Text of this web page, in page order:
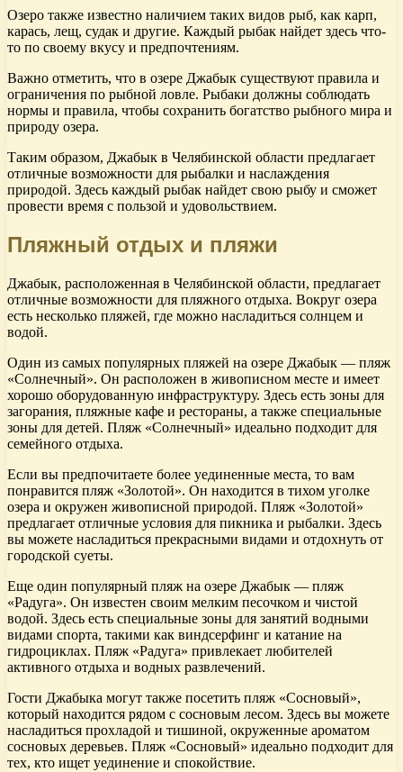
Озеро также известно наличием таких видов рыб, как карп,
карась, лещ, судак и другие. Каждый рыбак найдет здесь что-
то по своему вкусу и предпочтениям.
Важно отметить, что в озере Джабык существуют правила и
ограничения по рыбной ловле. Рыбаки должны соблюдать
нормы и правила, чтобы сохранить богатство рыбного мира и
природу озера.
Таким образом, Джабык в Челябинской области предлагает
отличные возможности для рыбалки и наслаждения
природой. Здесь каждый рыбак найдет свою рыбу и сможет
провести время с пользой и удовольствием.
Пляжный отдых и пляжи
Джабык, расположенная в Челябинской области, предлагает
отличные возможности для пляжного отдыха. Вокруг озера
есть несколько пляжей, где можно насладиться солнцем и
водой.
Один из самых популярных пляжей на озере Джабык — пляж
«Солнечный». Он расположен в живописном месте и имеет
хорошо оборудованную инфраструктуру. Здесь есть зоны для
загорания, пляжные кафе и рестораны, а также специальные
зоны для детей. Пляж «Солнечный» идеально подходит для
семейного отдыха.
Если вы предпочитаете более уединенные места, то вам
понравится пляж «Золотой». Он находится в тихом уголке
озера и окружен живописной природой. Пляж «Золотой»
предлагает отличные условия для пикника и рыбалки. Здесь
вы можете насладиться прекрасными видами и отдохнуть от
городской суеты.
Еще один популярный пляж на озере Джабык — пляж
«Радуга». Он известен своим мелким песочком и чистой
водой. Здесь есть специальные зоны для занятий водными
видами спорта, такими как виндсерфинг и катание на
гидроциклах. Пляж «Радуга» привлекает любителей
активного отдыха и водных развлечений.
Гости Джабыка могут также посетить пляж «Сосновый»,
который находится рядом с сосновым лесом. Здесь вы можете
насладиться прохладой и тишиной, окруженные ароматом
сосновых деревьев. Пляж «Сосновый» идеально подходит для
тех, кто ищет уединение и спокойствие.